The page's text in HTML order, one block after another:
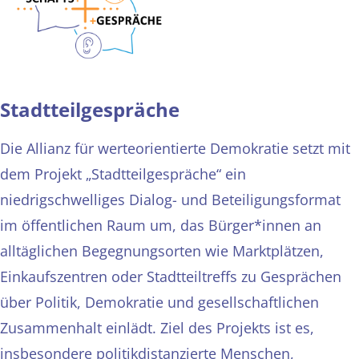
Stadtteilgespräche
Die Allianz für werteorientierte Demokratie setzt mit
dem Projekt „Stadtteilgespräche“ ein
niedrigschwelliges Dialog- und Beteiligungsformat
im öffentlichen Raum um, das Bürger*innen an
alltäglichen Begegnungsorten wie Marktplätzen,
Einkaufszentren oder Stadtteiltreffs zu Gesprächen
über Politik, Demokratie und gesellschaftlichen
Zusammenhalt einlädt. Ziel des Projekts ist es,
insbesondere politikdistanzierte Menschen,